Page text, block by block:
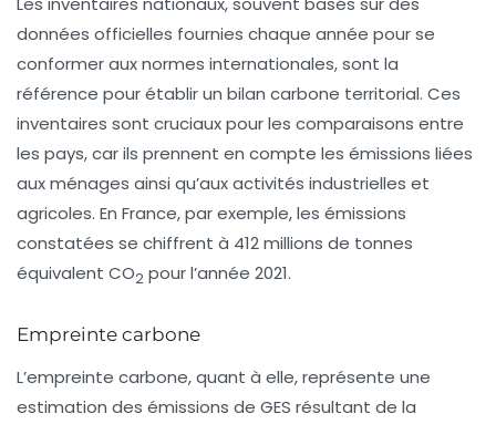
données officielles fournies chaque année pour se
conformer aux normes internationales, sont la
référence pour établir un bilan carbone territorial. Ces
inventaires sont cruciaux pour les comparaisons entre
les pays, car ils prennent en compte les émissions liées
aux ménages ainsi qu’aux activités industrielles et
agricoles. En France, par exemple, les émissions
constatées se chiffrent à 412 millions de tonnes
équivalent CO2 pour l’année 2021.
Empreinte carbone
L’empreinte carbone, quant à elle, représente une
estimation des émissions de GES résultant de la